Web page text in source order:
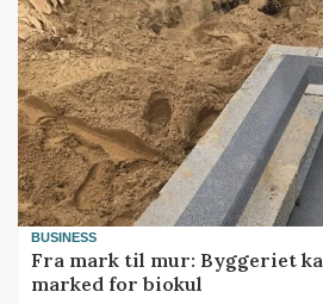
BUSINESS
Fra mark til mur: Byggeriet
marked for biokul